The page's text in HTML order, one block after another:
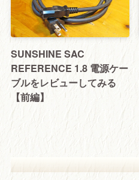
SUNSHINE SAC
REFERENCE 1.8 電源ケー
ブルをレビューしてみる
【前編】